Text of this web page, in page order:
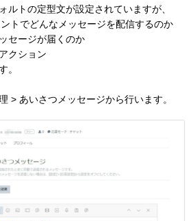
ルトの定型文が設定されていますが、
トでどんなメッセージを配信するのか
セージが届くのか
クション
。
> あいさつメッセージから行います。